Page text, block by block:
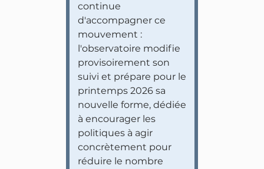
continue
d'accompagner ce
mouvement :
l'observatoire modifie
provisoirement son
suivi et prépare pour le
printemps 2026 sa
nouvelle forme, dédiée
à encourager les
politiques à agir
concrètement pour
réduire le nombre